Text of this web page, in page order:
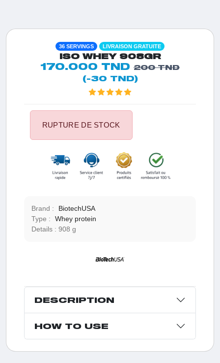
36 SERVINGS LIVRAISON GRATUITE
ISO WHEY 908GR
170.000 TND 200 TND
(-30 TND)
RUPTURE DE STOCK
Brand :
BiotechUSA
Type :
Whey protein
Details :
908 g
DESCRIPTION
HOW TO USE